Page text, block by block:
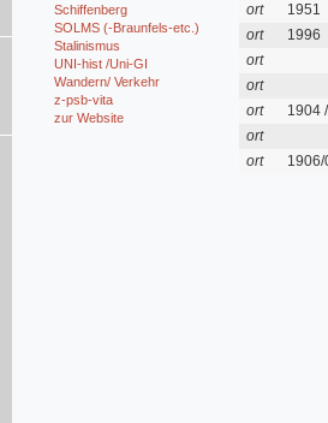
Schiffenberg
SOLMS (-Braunfels-etc.)
Stalinismus
UNI-hist /Uni-GI
Wandern/ Verkehr
z-psb-vita
zur Website
ort
1951
ort
1996
ort
ort
ort
1904
ort
ort
1906/